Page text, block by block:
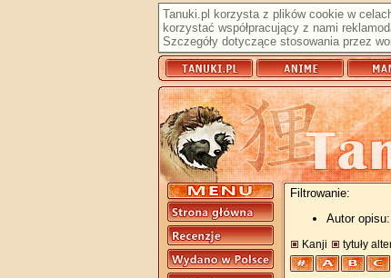
Tanuki.pl korzysta z plików cookie w
korzystać współpracujący z nami
Szczegóły dotyczące stosowania przez
Filtrowanie:
Autor
Kanji tytuły